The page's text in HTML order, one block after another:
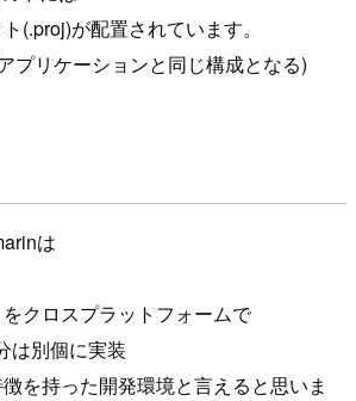
(.proj)が配置されています。
プリケーションと同じ構成となる)
は
をクロスプラットフォームで
は別個に実装
を持った開発環境と言えると思いま